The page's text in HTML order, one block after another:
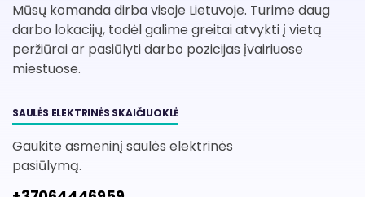
Mūsų komanda dirba visoje Lietuvoje. Turime daug
darbo lokacijų, todėl galime greitai atvykti į vietą
peržiūrai ar pasiūlyti darbo pozicijas įvairiuose
miestuose.
SAULĖS ELEKTRINĖS SKAIČIUOKLĖ
Gaukite asmeninį saulės elektrinės
pasiūlymą.